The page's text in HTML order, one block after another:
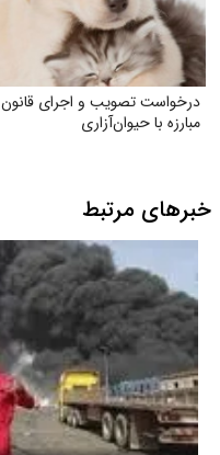
درخواست تصویب و اجرای قانون
مبارزه با حیوان‌آزاری
خبرهای مرتبط